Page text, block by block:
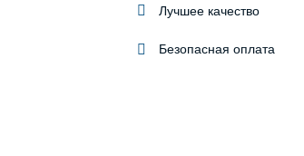
Лучшее качество
Безопасная оплата